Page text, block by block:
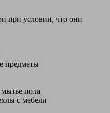
при условии, что они
предметы
пола
с мебели